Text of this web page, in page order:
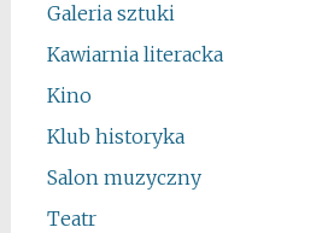
Galeria sztuki
Kawiarnia literacka
Kino
Klub historyka
Salon muzyczny
Teatr